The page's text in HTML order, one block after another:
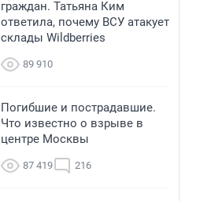
граждан. Татьяна Ким
ответила, почему ВСУ атакует
склады Wildberries
89 910
Погибшие и пострадавшие.
Что известно о взрыве в
центре Москвы
87 419 216